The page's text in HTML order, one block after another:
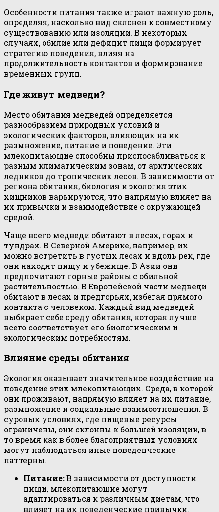
Особенности питания также играют важную роль,
определяя, насколько вид склонен к совместному
существованию или изоляции. В некоторых
случаях, обилие или дефицит пищи формирует
стратегию поведения, влияя на
продолжительность контактов и формирование
временных групп.
Где живут медведи?
Место обитания медведей определяется
разнообразием природных условий и
экологических факторов, влияющих на их
размножение, питание и поведение. Эти
млекопитающие способны приспосабливаться к
разным климатическим зонам, от арктических
ледников до тропических лесов. В зависимости от
региона обитания, биология и экология этих
хищников варьируются, что напрямую влияет на
их привычки и взаимодействие с окружающей
средой.
Чаще всего медведи обитают в лесах, горах и
тундрах. В Северной Америке, например, их
можно встретить в густых лесах и вдоль рек, где
они находят пищу и убежище. В Азии они
предпочитают горные районы с обильной
растительностью. В Европейской части медведи
обитают в лесах и предгорьях, избегая прямого
контакта с человеком. Каждый вид медведей
выбирает себе среду обитания, которая лучше
всего соответствует его биологическим и
экологическим потребностям.
Влияние среды обитания
Экология оказывает значительное воздействие на
поведение этих млекопитающих. Среда, в которой
они проживают, напрямую влияет на их питание,
размножение и социальные взаимоотношения. В
суровых условиях, где пищевые ресурсы
ограничены, они склонны к большей изоляции, в
то время как в более благоприятных условиях
могут наблюдаться иные поведенческие
паттерны.
Питание:В зависимости от доступности
пищи, млекопитающие могут
адаптироваться к различным диетам, что
влияет на их поведенческие привычки.